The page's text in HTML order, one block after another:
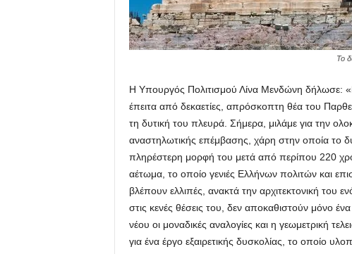
Το
Η Υπουργός Πολιτισμού Λίνα Μενδώνη δήλωσε:
έπειτα από δεκαετίες, απρόσκοπτη θέα του
τη δυτική του πλευρά. Σήμερα, μιλάμε για την
αναστηλωτικής επέμβασης, χάρη στην οποία το
πληρέστερη μορφή του μετά από περίπου 220
αέτωμα, το οποίο γενιές Ελλήνων πολιτών και
βλέπουν ελλιπές, ανακτά την αρχιτεκτονική του
στις κενές θέσεις του, δεν αποκαθιστούν μόνο
νέου οι μοναδικές αναλογίες και η γεωμετρική
για ένα έργο εξαιρετικής δυσκολίας, το οποίο